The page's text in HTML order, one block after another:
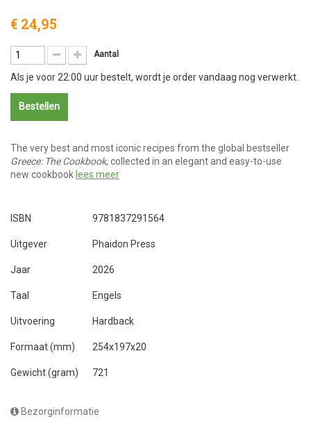
€ 24,95
Aantal
Als je voor 22:00 uur bestelt, wordt je order vandaag nog verwerkt.
Bestellen
The very best and most iconic recipes from the global bestseller
Greece: The Cookbook, collected in an elegant and easy-to-use
new cookbooklees meer
ISBN 9781837291564
Uitgever Phaidon Press
Jaar 2026
Taal Engels
Uitvoering Hardback
Formaat (mm) 254x197x20
Gewicht (gram) 721
Bezorginformatie